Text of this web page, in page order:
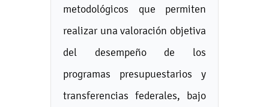
metodológicos que permiten
realizar una valoración objetiva
del desempeño de los
programas presupuestarios y
transferencias federales, bajo